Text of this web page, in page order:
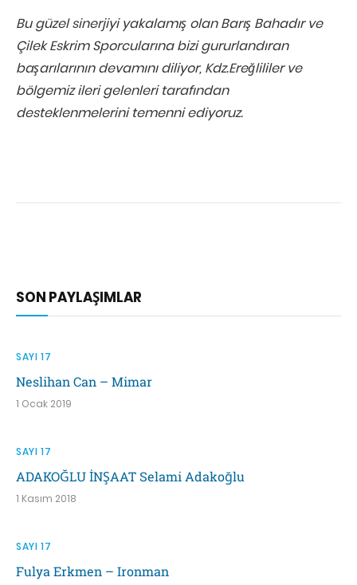
Bu güzel sinerjiyi yakalamış olan Barış Bahadır ve
Çilek Eskrim Sporcularına bizi gururlandıran
başarılarının devamını diliyor, Kdz.Ereğlililer ve
bölgemiz ileri gelenleri tarafından
desteklenmelerini temenni ediyoruz.
SON PAYLAŞIMLAR
SAYI 17
Neslihan Can – Mimar
1 Ocak 2019
SAYI 17
ADAKOĞLU İNŞAAT Selami Adakoğlu
1 Kasım 2018
SAYI 17
Fulya Erkmen – Ironman